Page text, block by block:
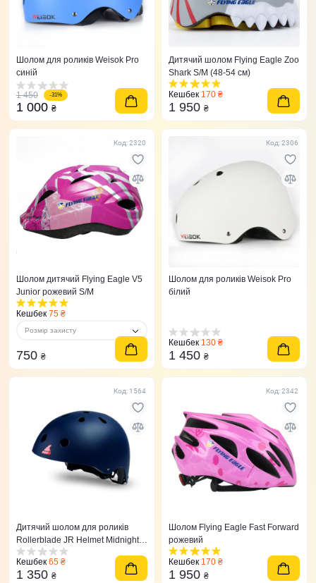
Шолом для роликів Weisok Pro
синій
1 450 -31%
1 000 ₴
Дитячий шолом Flying Eagle Zoo
Shark S/M (48-54 см)
Кешбек 170 ₴
1 950 ₴
Код: 2320
Шолом дитячий Flying Eagle V5
Junior рожевий S/M
Кешбек 75 ₴
Розмір захисту
750 ₴
Код: 2306
Шолом для роликів Weisok Pro
білий
Кешбек 130 ₴
1 450 ₴
Код: 1564
Дитячий шолом для роликів
Rollerblade JR Helmet Midnight
Blue
Кешбек 65 ₴
1 350 ₴
Код: 2342
Шолом Flying Eagle Fast Forward
рожевий
Кешбек 170 ₴
1 950 ₴